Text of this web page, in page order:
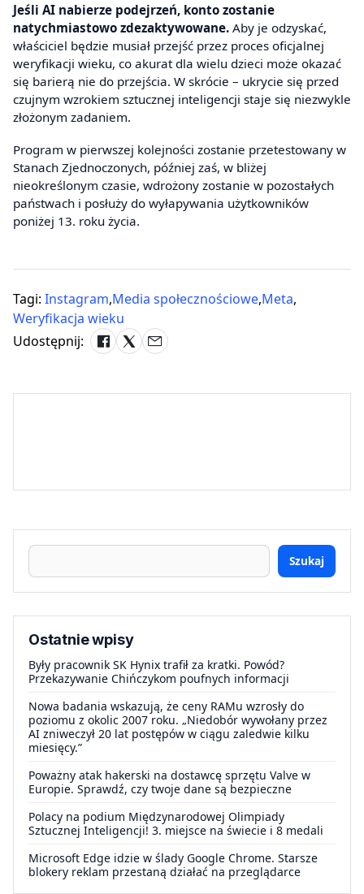
Jeśli AI nabierze podejrzeń, konto zostanie
natychmiastowo zdezaktywowane. Aby je odzyskać,
właściciel będzie musiał przejść przez proces oficjalnej
weryfikacji wieku, co akurat dla wielu dzieci może okazać
się barierą nie do przejścia. W skrócie – ukrycie się przed
czujnym wzrokiem sztucznej inteligencji staje się niezwykle
złożonym zadaniem.
Program w pierwszej kolejności zostanie przetestowany w
Stanach Zjednoczonych, później zaś, w bliżej
nieokreślonym czasie, wdrożony zostanie w pozostałych
państwach i posłuży do wyłapywania użytkowników
poniżej 13. roku życia.
Tagi: Instagram,Media społecznościowe,Meta,
Weryfikacja wieku
Udostępnij:
Szukaj
Ostatnie wpisy
Były pracownik SK Hynix trafił za kratki. Powód?
Przekazywanie Chińczykom poufnych informacji
Nowa badania wskazują, że ceny RAMu wzrosły do
poziomu z okolic 2007 roku. „Niedobór wywołany przez
AI zniweczył 20 lat postępów w ciągu zaledwie kilku
miesięcy.”
Poważny atak hakerski na dostawcę sprzętu Valve w
Europie. Sprawdź, czy twoje dane są bezpieczne
Polacy na podium Międzynarodowej Olimpiady
Sztucznej Inteligencji! 3. miejsce na świecie i 8 medali
Microsoft Edge idzie w ślady Google Chrome. Starsze
blokery reklam przestaną działać na przeglądarce